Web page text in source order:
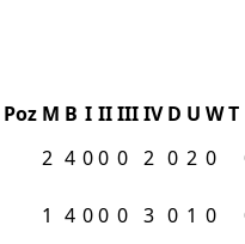
Poz M B I IIIIIIV D U WT
2 4 00 0 2 0 2 0
1 4 00 0 3 0 1 0